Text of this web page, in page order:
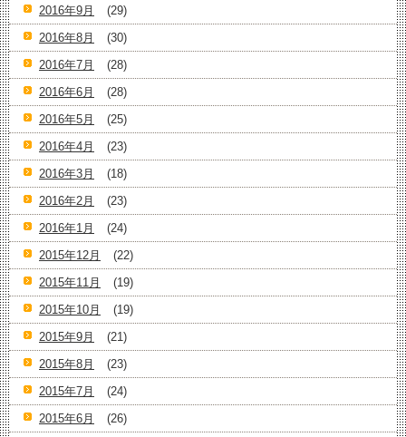
2016年9月
(29)
2016年8月
(30)
2016年7月
(28)
2016年6月
(28)
2016年5月
(25)
2016年4月
(23)
2016年3月
(18)
2016年2月
(23)
2016年1月
(24)
2015年12月
(22)
2015年11月
(19)
2015年10月
(19)
2015年9月
(21)
2015年8月
(23)
2015年7月
(24)
2015年6月
(26)